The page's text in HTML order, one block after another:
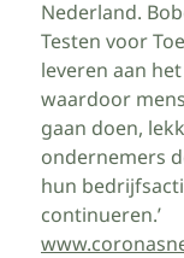
Nederland.
Testen voor
leveren aan
waardoor
gaan doen,
ondernemers
hun
continueren.’